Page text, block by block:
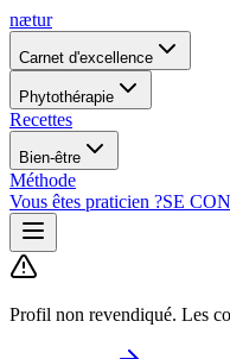
nætur
Carnet d'excellence
Phytothérapie
Recettes
Bien-être
Méthode
Vous êtes praticien ?SE
Profil non revendiqué. Les